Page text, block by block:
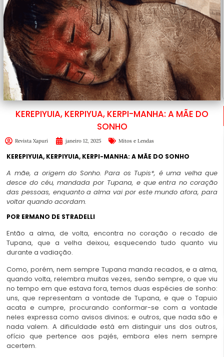
KEREPIYUIA, KERPIYUA, KERPI-MANHA: A MÃE DO
SONHO
Revista Xapuri janeiro 12, 2025 Mitos e Lendas
KEREPIYUIA, KERPIYUIA, KERPI-MANHA: A MÃE DO SONHO
A mãe, a origem do Sonho. Para os Tupis*, é uma velha que
desce do céu, mandada por Tupana, e que entra no coração
das pessoas, enquanto a alma vai por este mundo afora, para
voltar quando acordam.
POR ERMANO DE STRADELLI
Então a alma, de volta, encontra no coração o recado de
Tupana, que a velha deixou, esquecendo tudo quanto viu
durante a vadiação.
Como, porém, nem sempre Tupana manda recados, e a alma,
quando volta, relembra muitas vezes, senão sempre, o que viu
no tempo em que estava fora, temos duas espécies de sonho:
uns, que representam a vontade de Tupana, e que o Tapuio
acata e cumpre, procurando conformar-se com a vontade
neles expressa como avisos divinos; e outros, que nada são e
nada valem. A dificuldade está em distinguir uns dos outros,
ofício que pertence aos pajés, embora eles nem sempre
acertem.